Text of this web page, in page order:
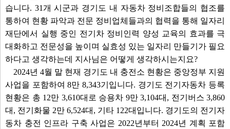
습니다. 31개 시군과 경기도 내 자동차 정비조합들의 협조를
통하여 현황 파악과 전문 정비업체들과의 협력을 통해 일자리
재단에서 실행 중인 전기차 정비인력 양성 교육의 효과를 극
대화하고 전문성을 높이며 실효성 있는 일자리 만들기가 필요
하다고 생각하는데 지사님은 어떻게 생각하시는지요?
2024년 4월 말 현재 경기도 내 충전소 현황은 중앙정부 지원
사업을 포함하여 8만 8,343기입니다. 경기도 전기자동차 등록
현황은 총 12만 3,610대로 승용차 9만 3,104대, 전기버스 3,860
대, 전기화물 2만 6,524대, 기타 122대입니다. 경기도의 전기자
동차 충전 인프라 구축 사업은 2022년부터 2024년 계획 포함